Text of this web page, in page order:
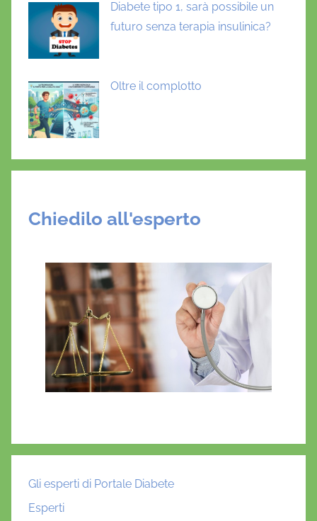
Diabete tipo 1, sarà possibile un
futuro senza terapia insulinica?
Oltre il complotto
Chiedilo all'esperto
Gli esperti di Portale Diabete
Esperti